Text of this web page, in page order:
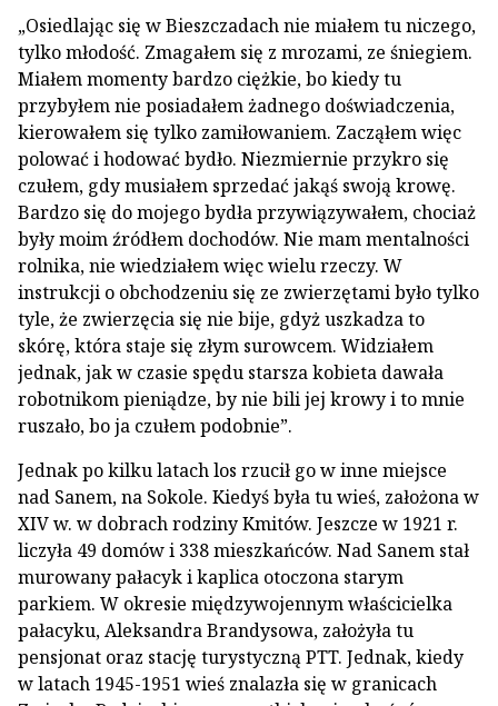
„Osiedlając się w Bieszczadach nie miałem tu niczego,
tylko młodość. Zmagałem się z mrozami, ze śniegiem.
Miałem momenty bardzo ciężkie, bo kiedy tu
przybyłem nie posiadałem żadnego doświadczenia,
kierowałem się tylko zamiłowaniem. Zacząłem więc
polować i hodować bydło. Niezmiernie przykro się
czułem, gdy musiałem sprzedać jakąś swoją krowę.
Bardzo się do mojego bydła przywiązywałem, chociaż
były moim źródłem dochodów. Nie mam mentalności
rolnika, nie wiedziałem więc wielu rzeczy. W
instrukcji o obchodzeniu się ze zwierzętami było tylko
tyle, że zwierzęcia się nie bije, gdyż uszkadza to
skórę, która staje się złym surowcem. Widziałem
jednak, jak w czasie spędu starsza kobieta dawała
robotnikom pieniądze, by nie bili jej krowy i to mnie
ruszało, bo ja czułem podobnie”.
Jednak po kilku latach los rzucił go w inne miejsce
nad Sanem, na Sokole. Kiedyś była tu wieś, założona w
XIV w. w dobrach rodziny Kmitów. Jeszcze w 1921 r.
liczyła 49 domów i 338 mieszkańców. Nad Sanem stał
murowany pałacyk i kaplica otoczona starym
parkiem. W okresie międzywojennym właścicielka
pałacyku, Aleksandra Brandysowa, założyła tu
pensjonat oraz stację turystyczną PTT. Jednak, kiedy
w latach 1945-1951 wieś znalazła się w granicach